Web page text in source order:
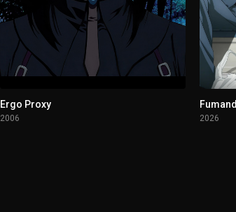
Ergo Proxy
2006 2026